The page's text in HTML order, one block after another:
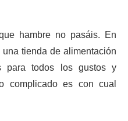
hambre no pasáis. En
tienda de alimentación
para todos los gustos y
complicado es con cual